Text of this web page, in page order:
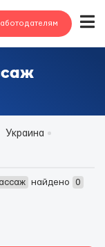
Украина
найдено
0